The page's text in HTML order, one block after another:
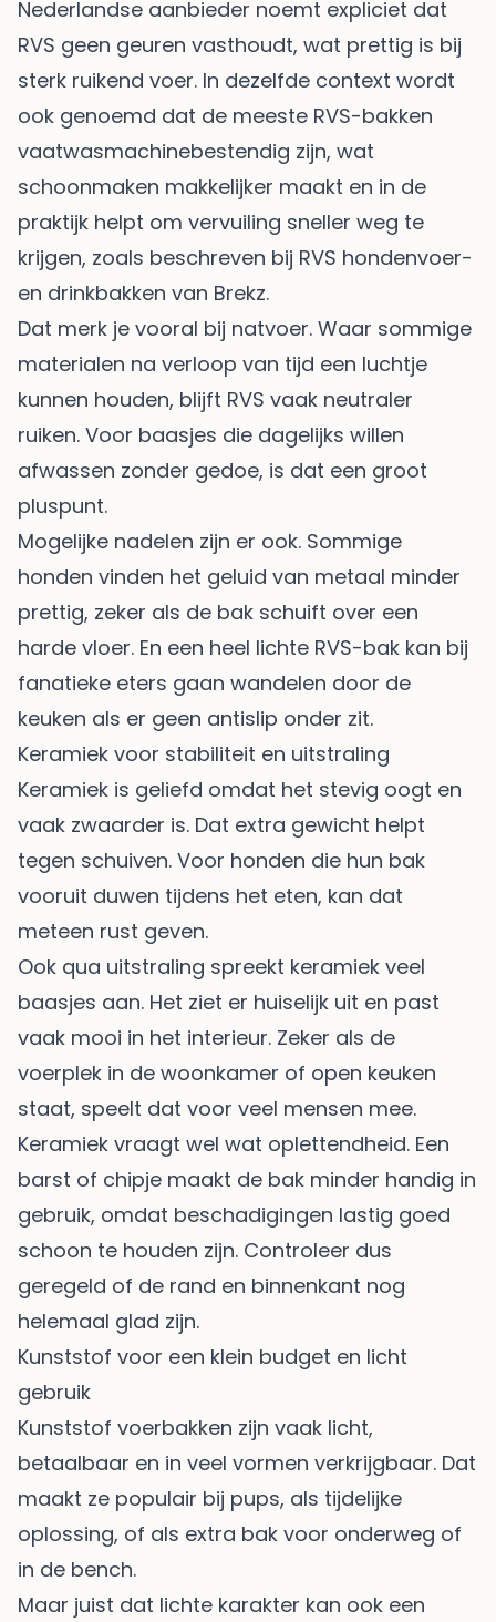
Nederlandse aanbieder noemt expliciet dat
RVS geen geuren vasthoudt, wat prettig is bij
sterk ruikend voer. In dezelfde context wordt
ook genoemd dat de meeste RVS-bakken
vaatwasmachinebestendig zijn, wat
schoonmaken makkelijker maakt en in de
praktijk helpt om vervuiling sneller weg te
krijgen, zoals beschreven bij RVS hondenvoer-
en drinkbakken van Brekz.
Dat merk je vooral bij natvoer. Waar sommige
materialen na verloop van tijd een luchtje
kunnen houden, blijft RVS vaak neutraler
ruiken. Voor baasjes die dagelijks willen
afwassen zonder gedoe, is dat een groot
pluspunt.
Mogelijke nadelen zijn er ook. Sommige
honden vinden het geluid van metaal minder
prettig, zeker als de bak schuift over een
harde vloer. En een heel lichte RVS-bak kan bij
fanatieke eters gaan wandelen door de
keuken als er geen antislip onder zit.
Keramiek voor stabiliteit en uitstraling
Keramiek is geliefd omdat het stevig oogt en
vaak zwaarder is. Dat extra gewicht helpt
tegen schuiven. Voor honden die hun bak
vooruit duwen tijdens het eten, kan dat
meteen rust geven.
Ook qua uitstraling spreekt keramiek veel
baasjes aan. Het ziet er huiselijk uit en past
vaak mooi in het interieur. Zeker als de
voerplek in de woonkamer of open keuken
staat, speelt dat voor veel mensen mee.
Keramiek vraagt wel wat oplettendheid. Een
barst of chipje maakt de bak minder handig in
gebruik, omdat beschadigingen lastig goed
schoon te houden zijn. Controleer dus
geregeld of de rand en binnenkant nog
helemaal glad zijn.
Kunststof voor een klein budget en licht
gebruik
Kunststof voerbakken zijn vaak licht,
betaalbaar en in veel vormen verkrijgbaar. Dat
maakt ze populair bij pups, als tijdelijke
oplossing, of als extra bak voor onderweg of
in de bench.
Maar juist dat lichte karakter kan ook een